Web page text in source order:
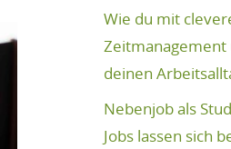
Wie du mit
Zeitmanagement
deinen
Nebenjob als
Jobs lassen sich